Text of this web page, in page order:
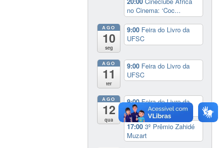
no Cinema: ‘Coc...
AGO
10
seg
9:00 Feira do Livro da
UFSC
AGO
11
ter
9:00 Feira do Livro da
UFSC
AGO
12
qua
9:00Feira do Livro da
UFSC
17:003º Prêmio Zahidé
Muzart